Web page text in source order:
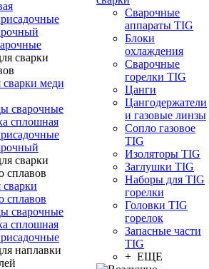
меди
сварочные
сплошная
сплавов
сварочные
сплошная
Сварочные
аппараты TIG
Блоки
охлаждения
Сварочные
горелки TIG
Цанги
Цангодержатели
и газовые линзы
Сопло газовое
TIG
Изоляторы TIG
Заглушки TIG
Наборы для TIG
горелки
Головки TIG
горелок
Запасные части
TIG
+ ЕЩЕ